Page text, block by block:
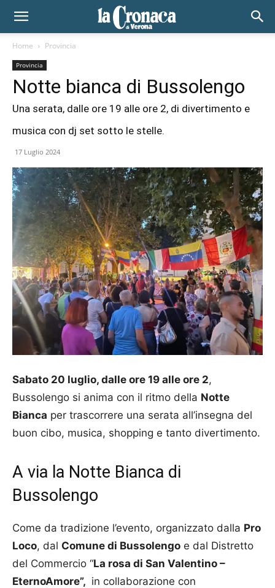
Home Provincia
Provincia
Notte bianca di Bussolengo
Una serata, dalle ore 19 alle ore 2, di divertimento e
musica con dj set sotto le stelle.
17 Luglio 2024
Sabato 20 luglio, dalle ore 19 alle ore 2,
Bussolengo si anima con il ritmo della Notte
Bianca per trascorrere una serata all’insegna del
buon cibo, musica, shopping e tanto divertimento.
A via la Notte Bianca di
Bussolengo
Come da tradizione l’evento, organizzato dalla Pro
Loco, dal Comune di Bussolengo e dal Distretto
del Commercio “La rosa di San Valentino –
EternoAmore”, in collaborazione con